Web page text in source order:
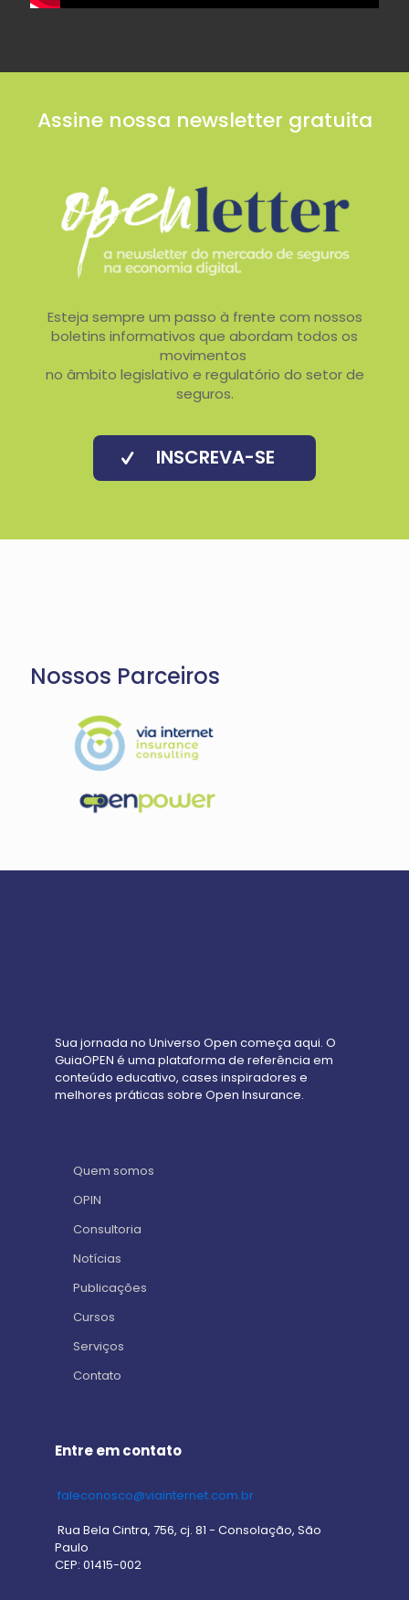
Assine nossa newsletter gratuita
Esteja sempre um passo à frente com nossos
boletins informativos que abordam todos os
movimentos
no âmbito legislativo e regulatório do setor de
seguros.
INSCREVA-SE
Nossos Parceiros
Sua jornada no Universo Open começa aqui. O
GuiaOPEN é uma plataforma de referência em
conteúdo educativo, cases inspiradores e
melhores práticas sobre Open Insurance.
Quem somos
OPIN
Consultoria
Notícias
Publicações
Cursos
Serviços
Contato
Entre em contato
faleconosco@viainternet.com.br
Rua Bela Cintra, 756, cj. 81 - Consolação, São
Paulo
CEP: 01415-002